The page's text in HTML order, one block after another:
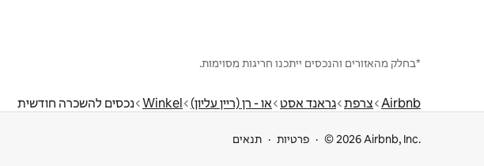
*בחלק מהאזורים והנכסים ייתכנו חריגות מסוימות.
Airbnb צרפת גראנד אסט או - רן (ריין עליון) Winkel נכסים להשכרה חודשית
© 2026 Airbnb, Inc. פרטיות תנאים